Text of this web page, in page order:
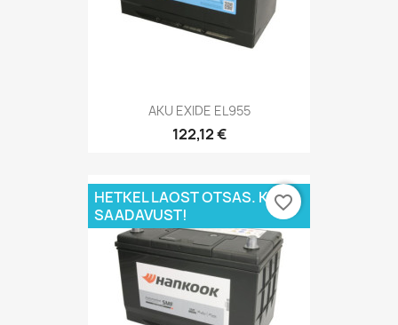
AKU EXIDE EL955
122,12 €
HETKEL LAOST OTSAS. KÜSI
SAADAVUST!
favorite_border